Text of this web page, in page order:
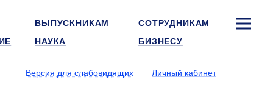
ВЫПУСКНИКАМ
СОТРУДНИКАМ
НАУКА БИЗНЕСУ
Версия для слабовидящих
Личный кабинет